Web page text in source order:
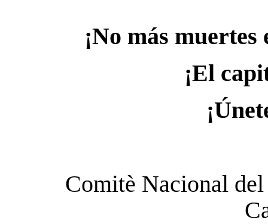
¡No más
¡El
Comitè Nacional